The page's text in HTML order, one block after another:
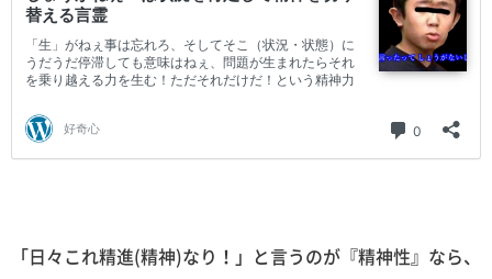
「日々これ精進(精神)なり！」と言うのが『精神性』なら、